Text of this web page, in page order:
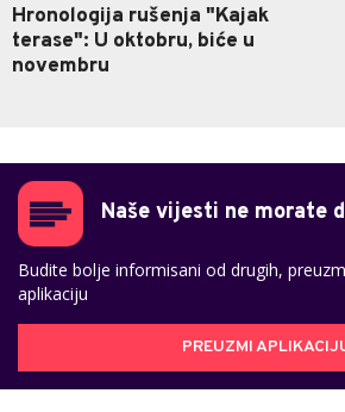
Hronologija rušenja "Kajak
terase": U oktobru, biće u
novembru
Naše vijesti ne morate
Budite bolje informisani od drugih,
aplikaciju
PREUZMI